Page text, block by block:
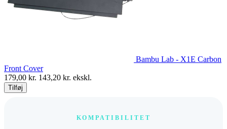
Bambu Lab - X1E Carbon
Front Cover
179,00 kr. 143,20 kr. ekskl.
Tilføj
KOMPATIBILITET